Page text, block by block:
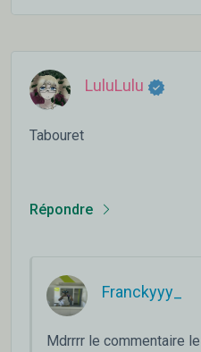
LuluLulu
Tabouret
Répondre
Franckyyy_
Mdrrrr le commentaire